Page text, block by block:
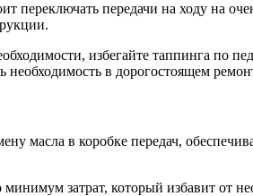
переключать передачи на ходу на
избегайте таппинга по
в дорогостоящем
масла в коробке передач,
затрат, который избавит от